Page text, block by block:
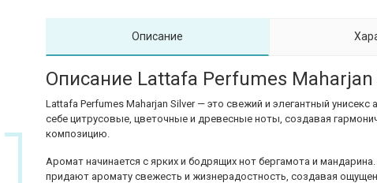
Описание
Описание Lattafa Perfumes Maharjan
Lattafa Perfumes Maharjan Silver — это свежий и элегантный
себе цитрусовые, цветочные и древесные ноты, создавая
композицию.
Аромат начинается с ярких и бодрящих нот бергамота и
придают аромату свежесть и жизнерадостность, создавая